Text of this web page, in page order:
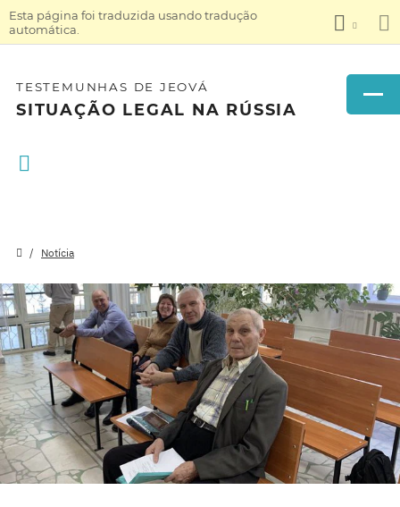
Esta página foi traduzida usando tradução
automática.
TESTEMUNHAS DE JEOVÁ
SITUAÇÃO LEGAL NA RÚSSIA
Notícia